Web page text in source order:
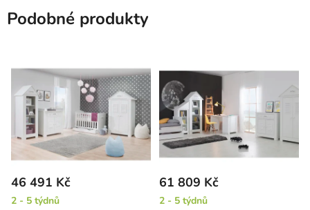
Podobné produkty
46 491 Kč
2 - 5 týdnů
61 809 Kč
2 - 5 týdnů